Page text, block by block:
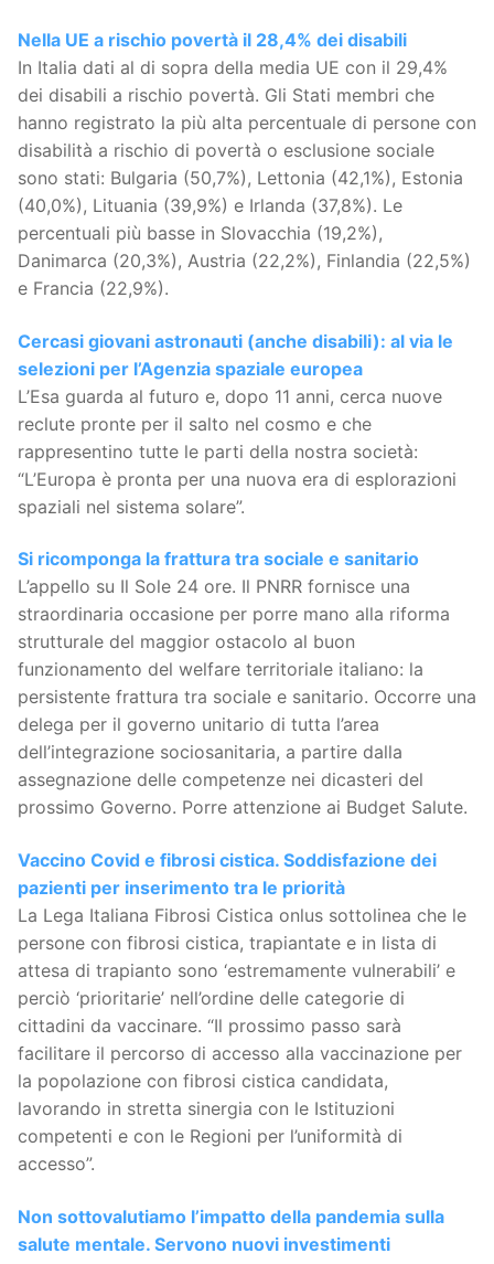
Nella UE a rischio povertà il 28,4% dei disabili
In Italia dati al di sopra della media UE con il 29,4%
dei disabili a rischio povertà. Gli Stati membri che
hanno registrato la più alta percentuale di persone con
disabilità a rischio di povertà o esclusione sociale
sono stati: Bulgaria (50,7%), Lettonia (42,1%), Estonia
(40,0%), Lituania (39,9%) e Irlanda (37,8%). Le
percentuali più basse in Slovacchia (19,2%),
Danimarca (20,3%), Austria (22,2%), Finlandia (22,5%)
e Francia (22,9%).
Cercasi giovani astronauti (anche disabili): al via le
selezioni per l’Agenzia spaziale europea
L’Esa guarda al futuro e, dopo 11 anni, cerca nuove
reclute pronte per il salto nel cosmo e che
rappresentino tutte le parti della nostra società:
“L’Europa è pronta per una nuova era di esplorazioni
spaziali nel sistema solare”.
Si ricomponga la frattura tra sociale e sanitario
L’appello su Il Sole 24 ore. Il PNRR fornisce una
straordinaria occasione per porre mano alla riforma
strutturale del maggior ostacolo al buon
funzionamento del welfare territoriale italiano: la
persistente frattura tra sociale e sanitario. Occorre una
delega per il governo unitario di tutta l’area
dell’integrazione sociosanitaria, a partire dalla
assegnazione delle competenze nei dicasteri del
prossimo Governo. Porre attenzione ai Budget Salute.
Vaccino Covid e fibrosi cistica. Soddisfazione dei
pazienti per inserimento tra le priorità
La Lega Italiana Fibrosi Cistica onlus sottolinea che le
persone con fibrosi cistica, trapiantate e in lista di
attesa di trapianto sono ‘estremamente vulnerabili’ e
perciò ‘prioritarie’ nell’ordine delle categorie di
cittadini da vaccinare. “Il prossimo passo sarà
facilitare il percorso di accesso alla vaccinazione per
la popolazione con fibrosi cistica candidata,
lavorando in stretta sinergia con le Istituzioni
competenti e con le Regioni per l’uniformità di
accesso”.
Non sottovalutiamo l’impatto della pandemia sulla
salute mentale. Servono nuovi investimenti